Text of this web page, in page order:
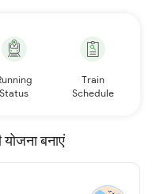
Status
Train
Schedule
बनाएं